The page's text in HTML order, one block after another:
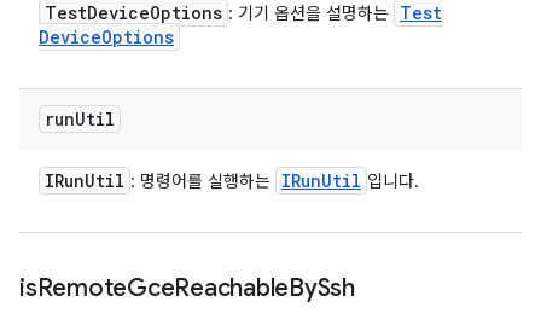
TestDeviceOptions : 기기 옵션을 설명하는 Test
DeviceOptions
runUtil
IRunUtil : 명령어를 실행하는 IRunUtil 입니다.
isRemoteGceReachableBySsh